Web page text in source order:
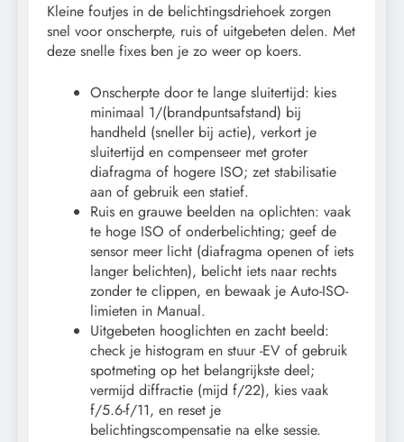
Kleine foutjes in de belichtingsdriehoek zorgen
snel voor onscherpte, ruis of uitgebeten delen. Met
deze snelle fixes ben je zo weer op koers.
Onscherpte door te lange sluitertijd: kies
minimaal 1/(brandpuntsafstand) bij
handheld (sneller bij actie), verkort je
sluitertijd en compenseer met groter
diafragma of hogere ISO; zet stabilisatie
aan of gebruik een statief.
Ruis en grauwe beelden na oplichten: vaak
te hoge ISO of onderbelichting; geef de
sensor meer licht (diafragma openen of iets
langer belichten), belicht iets naar rechts
zonder te clippen, en bewaak je Auto-ISO-
limieten in Manual.
Uitgebeten hooglichten en zacht beeld:
check je histogram en stuur -EV of gebruik
spotmeting op het belangrijkste deel;
vermijd diffractie (mijd f/22), kies vaak
f/5.6-f/11, en reset je
belichtingscompensatie na elke sessie.